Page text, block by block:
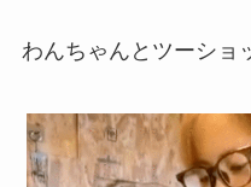
わんちゃんとツーショ